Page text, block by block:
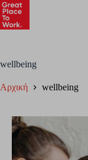
wellbeing
Αρχική wellbeing